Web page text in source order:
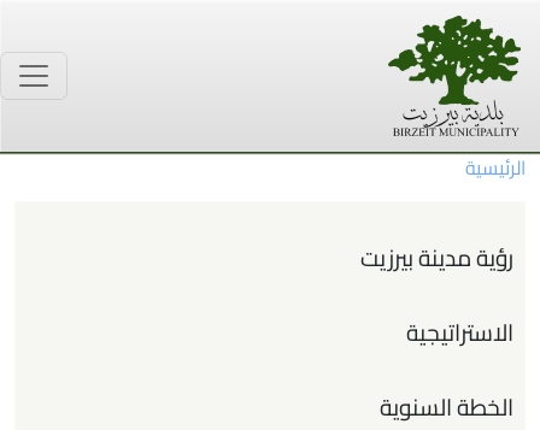
المحتوى الرئيسي
مدينة بيرزيت
السنوية